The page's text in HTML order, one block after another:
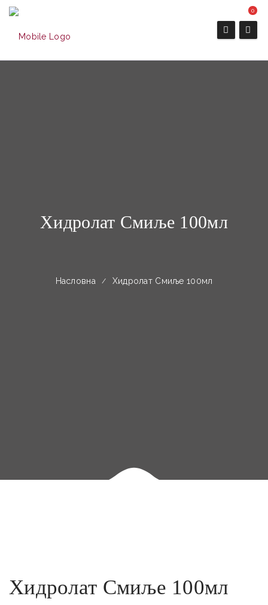
Хидролат Смиље 100мл
Насловна Хидролат Смиље 100мл
Хидролат Смиље 100мл
0